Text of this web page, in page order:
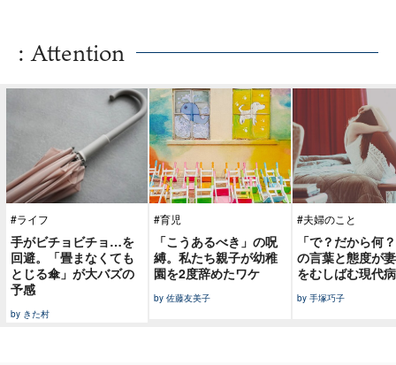
: Attention
#ライフ
手がビチョビチョ…を
回避。「畳まなくても
とじる傘」が大バズの
予感
by きた村
#育児
「こうあるべき」の呪
縛。私たち親子が幼稚
園を2度辞めたワケ
by 佐藤友美子
#夫婦のこと
「で？だから何
の言葉と態度が
をむしばむ現代病
by 手塚巧子